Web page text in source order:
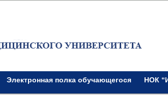
Электронная полка обучающегося НОК